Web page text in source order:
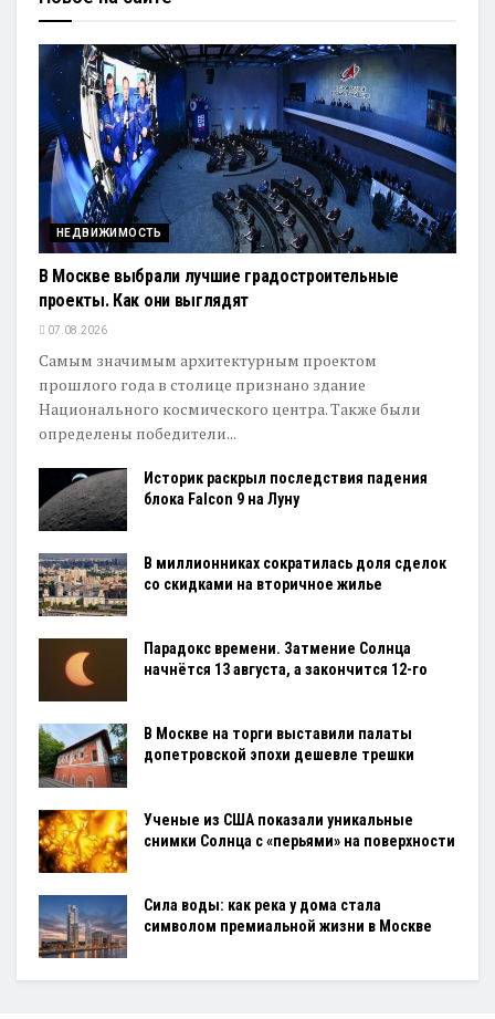
НЕДВИЖИМОСТЬ
В Москве выбрали лучшие градостроительные
проекты. Как они выглядят
07.08.2026
Самым значимым архитектурным проектом
прошлого года в столице признано здание
Национального космического центра. Также были
определены победители...
Историк раскрыл последствия падения
блока Falcon 9 на Луну
В миллионниках сократилась доля сделок
со скидками на вторичное жилье
Парадокс времени. Затмение Солнца
начнётся 13 августа, а закончится 12-го
В Москве на торги выставили палаты
допетровской эпохи дешевле трешки
Ученые из США показали уникальные
снимки Солнца с «перьями» на поверхности
Сила воды: как река у дома стала
символом премиальной жизни в Москве